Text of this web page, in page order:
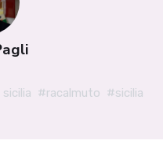
#racalmuto #sicilia